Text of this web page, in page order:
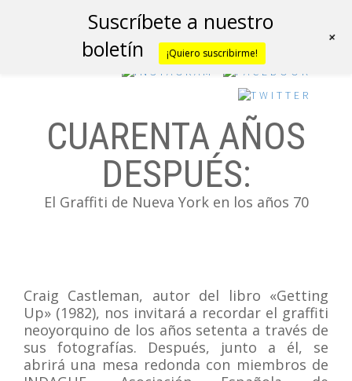
CUARENTA AÑOS
DESPUÉS:
El Graffiti de Nueva York en los años 70
Craig Castleman, autor del libro «Getting
Up» (1982), nos invitará a recordar el graffiti
neoyorquino de los años setenta a través de
sus fotografías. Después, junto a él, se
abrirá una mesa redonda con miembros de
Suscríbete a nuestro
boletín
¡Quiero suscribirme!
+